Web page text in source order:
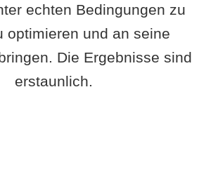
echten Bedingungen zu
optimieren und an seine
Die Ergebnisse sind
erstaunlich.